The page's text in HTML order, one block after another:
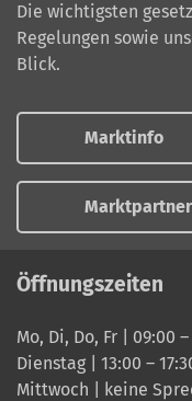
Die wichtigsten
Regelungen sowie
Blick.
Marktinfo
Marktpartner
Öffnungszeiten
Mo, Di, Do, Fr | 09:00
Dienstag | 13:00 –
Mittwoch | keine